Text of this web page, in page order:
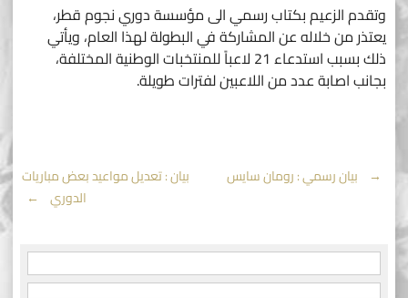
وتقدم الزعيم بكتاب رسمي الى مؤسسة دوري نجوم قطر،
يعتذر من خلاله عن المشاركة في البطولة لهذا العام، ويأتي
ذلك بسبب استدعاء 21 لاعباً للمنتخبات الوطنية المختلفة،
بجانب اصابة عدد من اللاعبين لفترات طويلة.
Post
navigation
← بيان رسمي : رومان سايس
بيان : تعديل مواعيد بعض مباريات
الدوري →